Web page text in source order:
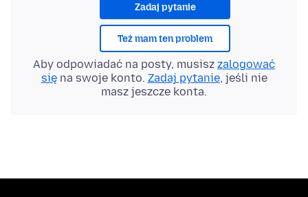
Zadaj pytanie
Też mam ten problem
Aby odpowiadać na posty, musisz zalogować
sięna swoje konto. Zadaj pytanie, jeśli nie
masz jeszcze konta.